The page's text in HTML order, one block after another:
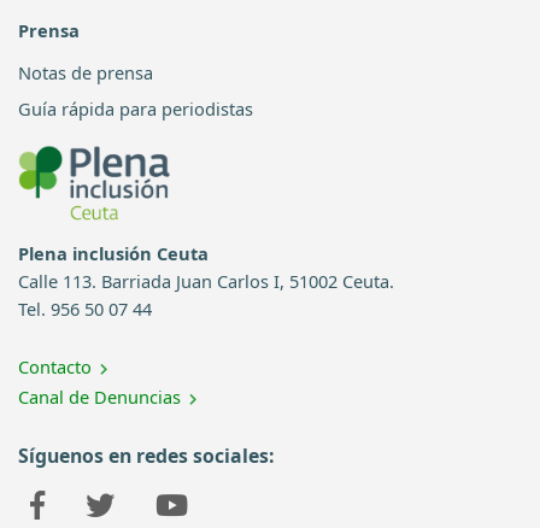
Prensa
Notas de prensa
Guía rápida para periodistas
Plena inclusión Ceuta
Calle 113. Barriada Juan Carlos I, 51002 Ceuta.
Tel. 956 50 07 44
Contacto
Canal de Denuncias
Síguenos en redes sociales: